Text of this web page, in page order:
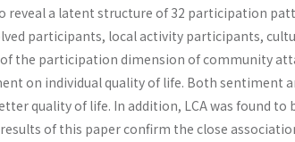
reveal a latent structure of 32 participation
participants, local activity participants,
the participation dimension of community
on individual quality of life. Both sentiment
quality of life. In addition, LCA was found to
of this paper confirm the close